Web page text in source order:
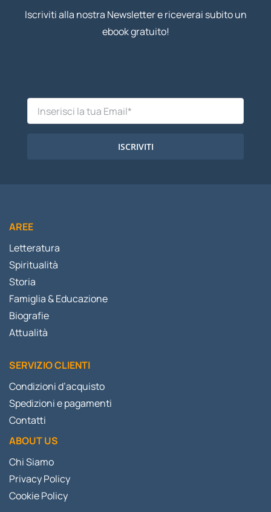
Iscriviti alla nostra Newsletter e riceverai subito un
ebook gratuito!
ISCRIVITI
AREE
Letteratura
Spiritualità
Storia
Famiglia & Educazione
Biografie
Attualità
SERVIZIO CLIENTI
Condizioni d’acquisto
Spedizioni e pagamenti
Contatti
ABOUT US
Chi Siamo
Privacy Policy
Cookie Policy